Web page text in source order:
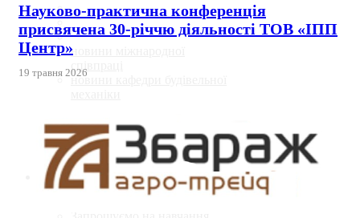
новини міжнародної
новини кафедри будівельної
Цікаві-статті
календар подій
Абітурієнту
Науково-практична конференція
присвячена 30-річчю діяльності ТОВ «ІПП
Центр»
19 травня 2026